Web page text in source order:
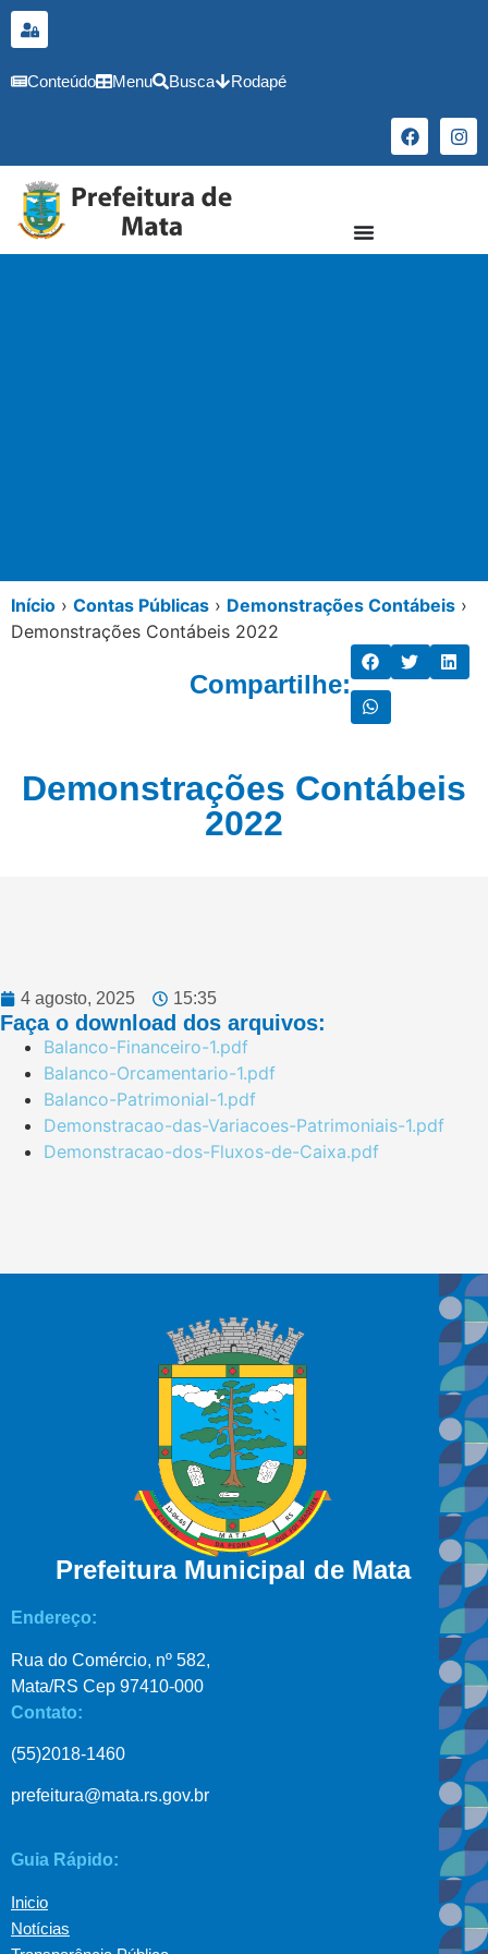
conteúdo
Conteúdo Menu Busca Rodapé
Início › Contas Públicas › Demonstrações Contábeis ›
Demonstrações Contábeis 2022
Compartilhe:
Demonstrações Contábeis
2022
4 agosto, 2025 15:35
Faça o download dos arquivos:
Balanco-Financeiro-1.pdf
Balanco-Orcamentario-1.pdf
Balanco-Patrimonial-1.pdf
Demonstracao-das-Variacoes-Patrimoniais-1.pdf
Demonstracao-dos-Fluxos-de-Caixa.pdf
Prefeitura Municipal de Mata
Endereço:
Rua do Comércio, nº 582,
Mata/RS Cep 97410-000
Contato:
(55)2018-1460
prefeitura@mata.rs.gov.br
Guia Rápido:
Inicio
Notícias